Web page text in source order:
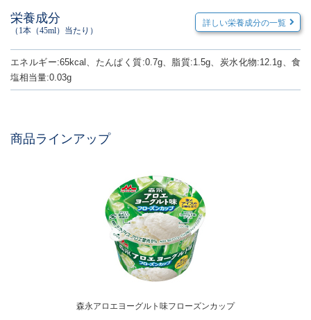
栄養成分
（1本（45ml）当たり）
詳しい栄養成分の一覧
エネルギー:65kcal、たんぱく質:0.7g、脂質:1.5g、炭水化物:12.1g、食
塩相当量:0.03g
商品ラインアップ
森永アロエヨーグルト味フローズンカップ